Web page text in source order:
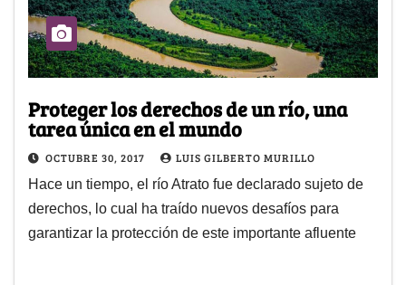
Proteger los derechos de un río, una
tarea única en el mundo
OCTUBRE 30, 2017 LUIS GILBERTO MURILLO
Hace un tiempo, el río Atrato fue declarado sujeto de
derechos, lo cual ha traído nuevos desafíos para
garantizar la protección de este importante afluente